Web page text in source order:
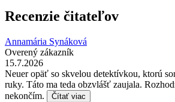
Recenzie čitateľov
Annamária Synáková
Overený zákazník
15.7.2026
Neuer opäť so skvelou detektívkou, ktorú
ruky. Táto ma teda obzvlášť zaujala.
nekončím.
Čítať viac